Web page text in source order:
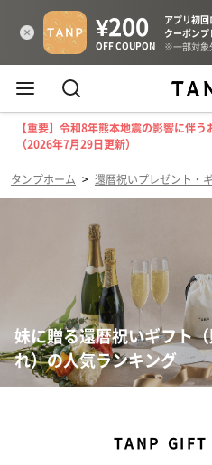
【重要】令和8年熊本地震の影響に伴
（2026年7月29日更新）
タンプホーム > 還暦祝いプレゼント・
妹に贈る還暦祝いギフト
れ）の人気ランキング
TANP GIFT